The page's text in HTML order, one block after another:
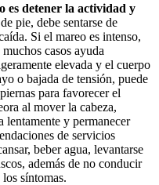
es detener la actividad y
pie, debe sentarse de
Si el mareo es intenso,
casos ayuda
elevada y el cuerpo
o bajada de tensión, puede
para favorecer el
al mover la cabeza,
lentamente y permanecer
de servicios
beber agua, levantarse
además de no conducir
síntomas.